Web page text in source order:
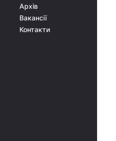
Архів
Вакансії
Контакти